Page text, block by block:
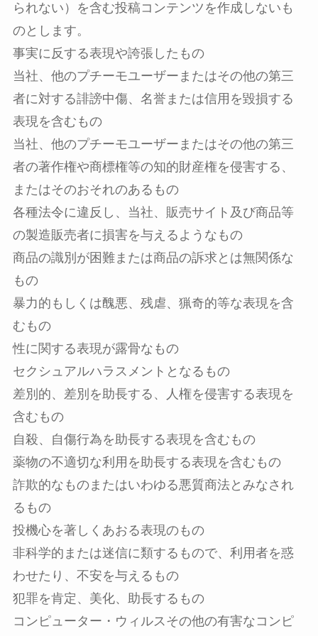
られない）を含む投稿コンテンツを作成しないも
のとします。
事実に反する表現や誇張したもの
当社、他のプチーモユーザーまたはその他の第三
者に対する誹謗中傷、名誉または信用を毀損する
表現を含むもの
当社、他のプチーモユーザーまたはその他の第三
者の著作権や商標権等の知的財産権を侵害する、
またはそのおそれのあるもの
各種法令に違反し、当社、販売サイト及び商品等
の製造販売者に損害を与えるようなもの
商品の識別が困難または商品の訴求とは無関係な
もの
暴力的もしくは醜悪、残虐、猟奇的等な表現を含
むもの
性に関する表現が露骨なもの
セクシュアルハラスメントとなるもの
差別的、差別を助長する、人権を侵害する表現を
含むもの
自殺、自傷行為を助長する表現を含むもの
薬物の不適切な利用を助長する表現を含むもの
詐欺的なものまたはいわゆる悪質商法とみなされ
るもの
投機心を著しくあおる表現のもの
非科学的または迷信に類するもので、利用者を惑
わせたり、不安を与えるもの
犯罪を肯定、美化、助長するもの
コンピューター・ウィルスその他の有害なコンピ